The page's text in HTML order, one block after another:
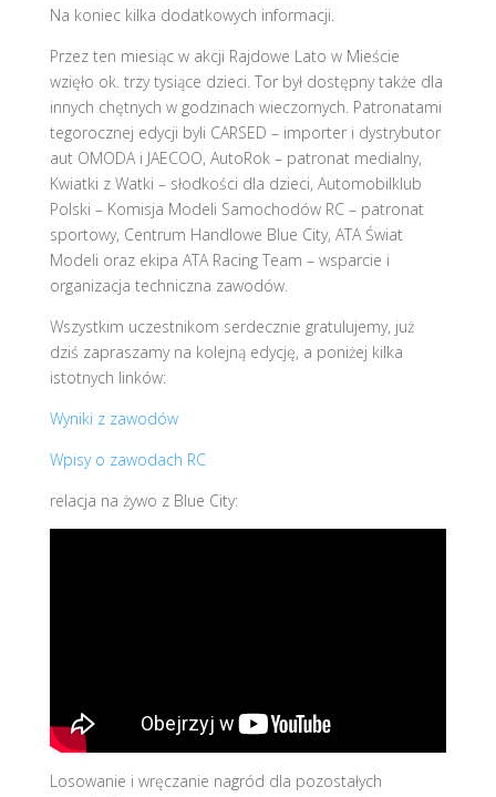
Na koniec kilka dodatkowych informacji.
Przez ten miesiąc w akcji Rajdowe Lato w Mieście
wzięło ok. trzy tysiące dzieci. Tor był dostępny także dla
innych chętnych w godzinach wieczornych. Patronatami
tegorocznej edycji byli CARSED – importer i dystrybutor
aut OMODA i JAECOO, AutoRok – patronat medialny,
Kwiatki z Watki – słodkości dla dzieci, Automobilklub
Polski – Komisja Modeli Samochodów RC – patronat
sportowy, Centrum Handlowe Blue City, ATA Świat
Modeli oraz ekipa ATA Racing Team – wsparcie i
organizacja techniczna zawodów.
Wszystkim uczestnikom serdecznie gratulujemy, już
dziś zapraszamy na kolejną edycję, a poniżej kilka
istotnych linków:
Wyniki z zawodów
Wpisy o zawodach RC
relacja na żywo z Blue City:
Losowanie i wręczanie nagród dla pozostałych